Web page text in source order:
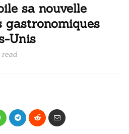
sa nouvelle
gastronomiques
Unis
read